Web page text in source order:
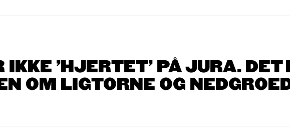
IKKE ’HJERTET’ PÅ JURA. DET
OM LIGTORNE OG